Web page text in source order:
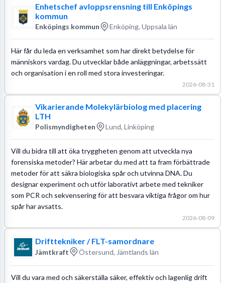
Enhetschef avloppsrensning till Enköpings
kommun
Enköpings kommun Enköping, Uppsala län
Här får du leda en verksamhet som har direkt betydelse för
människors vardag. Du utvecklar både anläggningar, arbetssätt
och organisation i en roll med stora investeringar.
2026-08-31
Vikarierande Molekylärbiolog med placering
LTH
Polismyndigheten Lund, Linköping
Vill du bidra till att öka tryggheten genom att utveckla nya
forensiska metoder? Här arbetar du med att ta fram förbättrade
metoder för att säkra biologiska spår och utvinna DNA. Du
designar experiment och utför laborativt arbete med tekniker
som PCR och sekvensering för att besvara viktiga frågor om hur
spår har avsatts.
2026-08-09
Drifttekniker / FLT-samordnare
Jämtkraft Östersund, Jämtlands län
Vill du vara med och säkerställa säker, effektiv och lagenlig drift